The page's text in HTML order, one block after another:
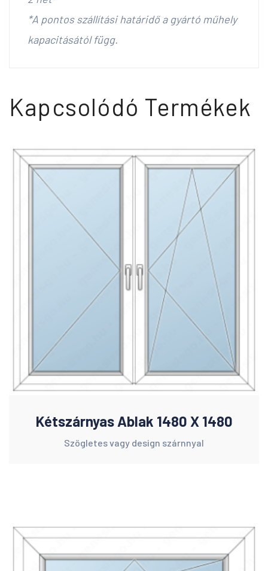
*A pontos szállítási határidő a gyártó műhely
kapacitásától függ.
Kapcsolódó Termékek
Kétszárnyas Ablak 1480 X 1480
Szögletes vagy design szárnnyal